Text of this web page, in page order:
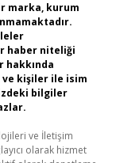
marka, kurum
haber niteliği
hakkında
ve kişiler ile isim
bilgiler
ve İletişim
olarak hizmet